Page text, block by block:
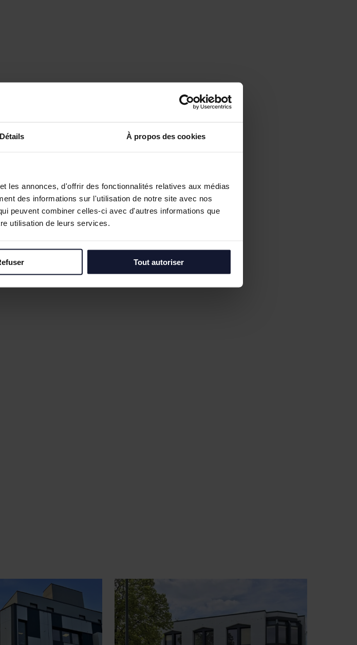
Détails À propos des cookies
les annonces, d'offrir des fonctionnalités relatives aux médias
des informations sur l'utilisation de notre site avec nos
peuvent combiner celles-ci avec d'autres informations que
utilisation de leurs services.
Tout autoriser